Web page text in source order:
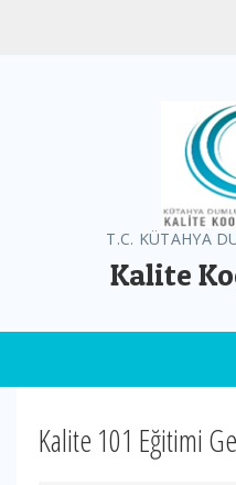
T.C. KÜTAHYA
Kalite
Kalite 101 Eğitimi